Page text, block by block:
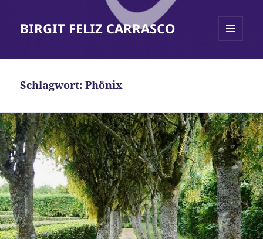
BIRGIT FELIZ CARRASCO
Schlagwort:Phönix